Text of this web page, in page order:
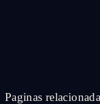
Paginas